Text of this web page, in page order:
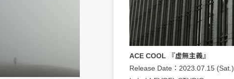
ACE COOL 『虚無主義』
Release Date：2023.07.15 (Sat.)